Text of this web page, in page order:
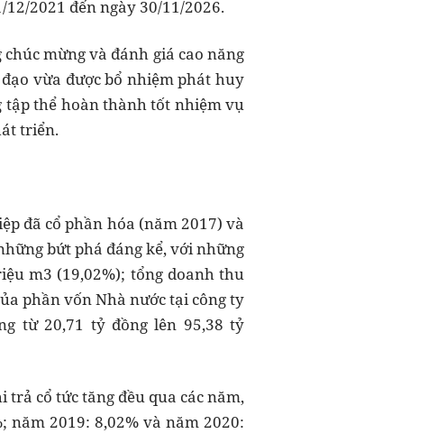
2021 đến ngày 30/11/2026.
mừng và đánh giá cao năng
vừa được bổ nhiệm phát huy
tập thể hoàn thành tốt nhiệm vụ
triển.
đã cổ phần hóa (năm 2017) và
bứt phá đáng kể, với những
m3 (19,02%); tổng doanh thu
phần vốn Nhà nước tại công ty
từ 20,71 tỷ đồng lên 95,38 tỷ
cổ tức tăng đều qua các năm,
năm 2019: 8,02% và năm 2020: